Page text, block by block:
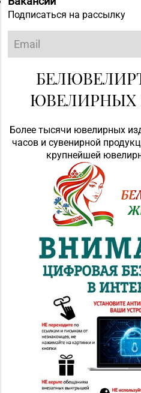
Подписаться на рассылку
ЮВЕЛИРНЫХ
Более тысячи ювелирных
часов и сувенирной
крупнейшей